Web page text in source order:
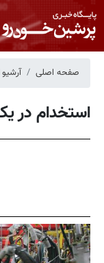
صفحه اصلی آرشیو
استخدام در